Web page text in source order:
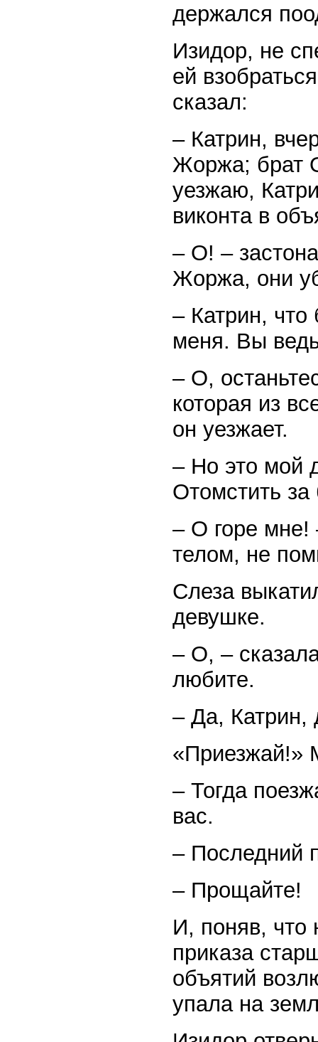
держался
Изидор, не
ей
сказал:
– Катрин,
Жоржа; брат
уезжаю,
виконта в
– О! –
Жоржа, они
– Катрин,
меня. Вы
– О,
которая из
он уезжает.
– Но это мой
Отомстить
– О горе мне!
телом, не
Слеза
девушке.
– О, –
любите.
– Да, Катрин,
«Приезжай!»
– Тогда
вас.
– Последний
– Прощайте!
И, поняв, что
приказа
объятий
упала на